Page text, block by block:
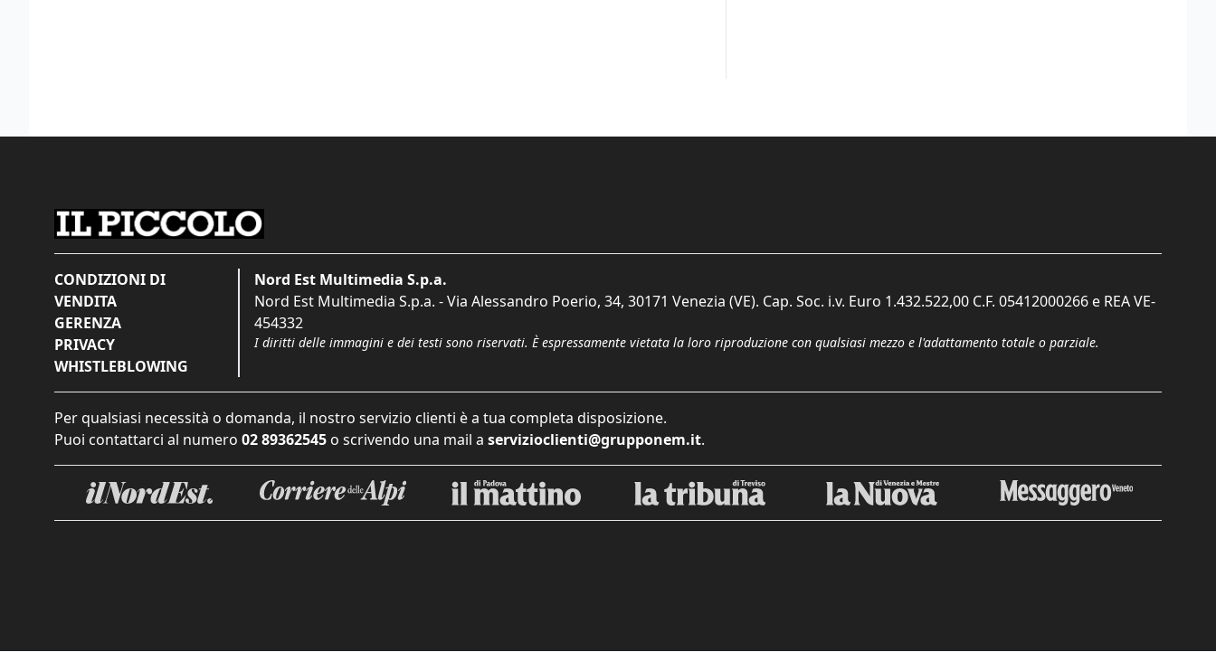
CONDIZIONI DI
VENDITA
GERENZA
PRIVACY
WHISTLEBLOWING
Nord Est Multimedia S.p.a.
Nord Est Multimedia S.p.a. - Via Alessandro Poerio, 34, 30171 Venezia (VE). Cap. Soc. i.v. Euro 1.432.522,00 C.F. 05412000266 e REA VE-
454332
I diritti delle immagini e dei testi sono riservati. È espressamente vietata la loro riproduzione con qualsiasi mezzo e l'adattamento totale o parziale.
Per qualsiasi necessità o domanda, il nostro servizio clienti è a tua completa disposizione.
Puoi contattarci al numero 02 89362545 o scrivendo una mail a servizioclienti@grupponem.it.